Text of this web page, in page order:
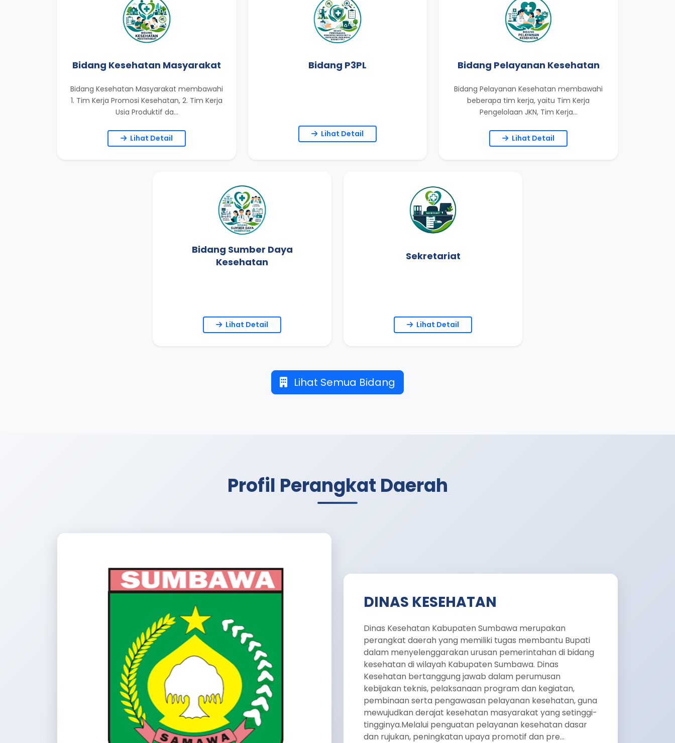
Bidang Kesehatan Masyarakat
Bidang Kesehatan Masyarakat membawahi
1. Tim Kerja Promosi Kesehatan, 2. Tim Kerja
Usia Produktif da...
Lihat Detail
Bidang P3PL
Lihat Detail
Bidang Pelayanan Kesehatan
Bidang Pelayanan Kesehatan membawahi
beberapa tim kerja, yaitu Tim Kerja
Pengelolaan JKN, Tim Kerja...
Lihat Detail
Bidang Sumber Daya
Kesehatan
Lihat Detail
Sekretariat
Lihat Detail
Lihat Semua Bidang
Profil Perangkat Daerah
DINAS KESEHATAN
Dinas Kesehatan Kabupaten Sumbawa merupakan
perangkat daerah yang memiliki tugas membantu Bupati
dalam menyelenggarakan urusan pemerintahan di bidang
kesehatan di wilayah Kabupaten Sumbawa. Dinas
Kesehatan bertanggung jawab dalam perumusan
kebijakan teknis, pelaksanaan program dan kegiatan,
pembinaan serta pengawasan pelayanan kesehatan, guna
mewujudkan derajat kesehatan masyarakat yang setinggi-
tingginya.Melalui penguatan pelayanan kesehatan dasar
dan rujukan, peningkatan upaya promotif dan pre...